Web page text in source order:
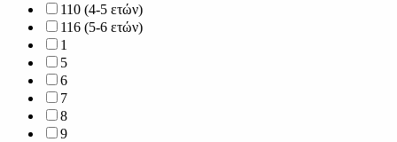
110 (4-5 ετών)
116 (5-6 ετών)
1
5
6
7
8
9